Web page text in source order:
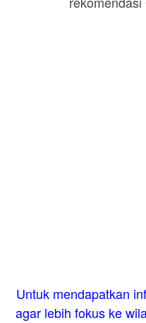
Untuk mendapatkan
agar lebih fokus ke